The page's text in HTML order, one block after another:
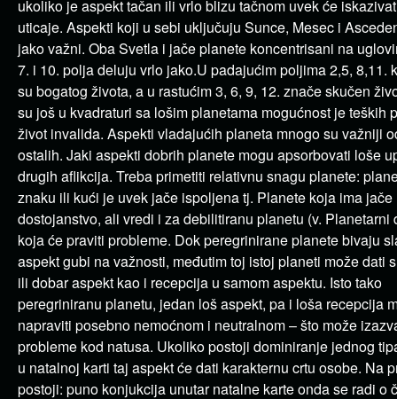
ukoliko je aspekt tačan ili vrlo blizu tačnom uvek će
uticaje. Aspekti koji u sebi uključuju Sunce, Mesec i
jako važni. Oba Svetla i jače planete koncentrisani na
7. i 10. polja deluju vrlo jako.U padajućim poljima 2,5, 8,11.
su bogatog života, a u rastućim 3, 6, 9, 12. znače skučen
su još u kvadraturi sa lošim planetama mogućnost je teških
život invalida. Aspekti vladajućih planeta mnogo su važniji
ostalih. Jaki aspekti dobrih planete mogu apsorbovati loše
drugih aflikcija. Treba primetiti relativnu snagu planete:
znaku ili kući je uvek jače ispoljena tj. Planete koja ima jače
dostojanstvo, ali vredi i za debilitiranu planetu (v. Planetarni
koja će praviti probleme. Dok peregrinirane planete bivaju
aspekt gubi na važnosti, međutim toj istoj planeti može dati
ili dobar aspekt kao i recepcija u samom aspektu. Isto tako
peregriniranu planetu, jedan loš aspekt, pa i loša recepcija
napraviti posebno nemoćnom i neutralnom – što može
probleme kod natusa. Ukoliko postoji dominiranje jednog
u natalnoj karti taj aspekt će dati karakternu crtu osobe. Na
postoji: puno konjukcija unutar natalne karte onda se radi o